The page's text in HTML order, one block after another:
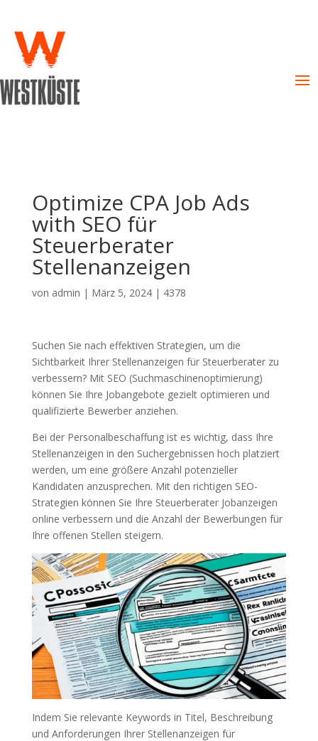
Optimize CPA Job Ads
with SEO für
Steuerberater
Stellenanzeigen
von admin | März 5, 2024| 4378
Suchen Sie nach effektiven Strategien, um die
Sichtbarkeit Ihrer Stellenanzeigen für Steuerberater zu
verbessern? Mit SEO (Suchmaschinenoptimierung)
können Sie Ihre Jobangebote gezielt optimieren und
qualifizierte Bewerber anziehen.
Bei der Personalbeschaffung ist es wichtig, dass Ihre
Stellenanzeigen in den Suchergebnissen hoch platziert
werden, um eine größere Anzahl potenzieller
Kandidaten anzusprechen. Mit den richtigen SEO-
Strategien können Sie Ihre Steuerberater Jobanzeigen
online verbessern und die Anzahl der Bewerbungen für
Ihre offenen Stellen steigern.
Indem Sie relevante Keywords in Titel, Beschreibung
und Anforderungen Ihrer Stellenanzeigen für